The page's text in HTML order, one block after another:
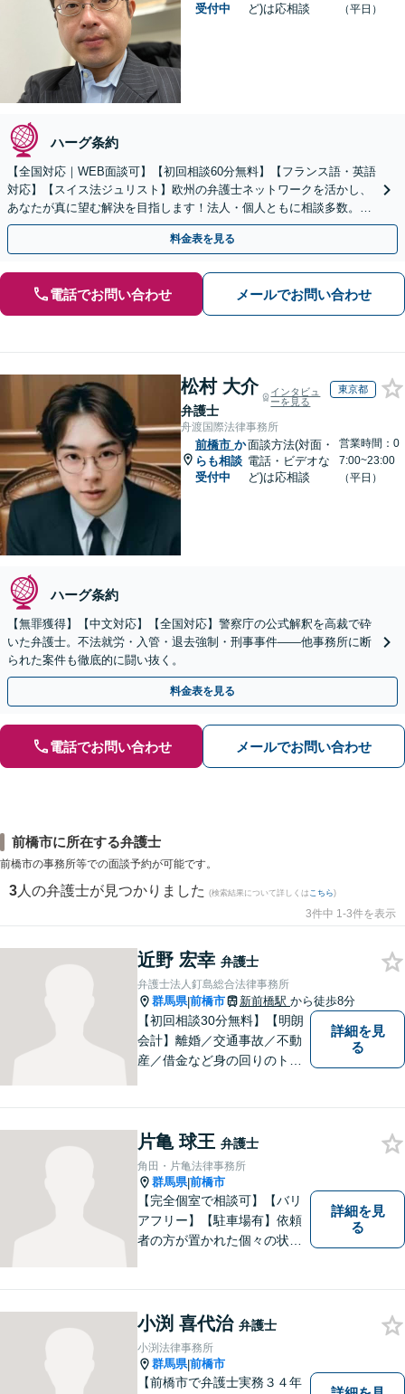
受付中
ど)は応相談
（平日）
ハーグ条約
【全国対応｜WEB面談可】【初回相談60分無料】【フランス語・英語
対応】【スイス法ジュリスト】欧州の弁護士ネットワークを活かし、
あなたが真に望む解決を目指します！法人・個人ともに相談多数。細
やかな連絡と粘り強い交渉を徹底【休日・夜間相談可】
料金表を見る
電話でお問い合わせ メールでお問い合わせ
松村 大介
弁護士
インタビュ
ーを見る
東京都
舟渡国際法律事務所
前橋市 か
らも相談
受付中
面談方法(対面・
電話・ビデオな
ど)は応相談
営業時間：0
7:00~23:00
（平日）
ハーグ条約
【無罪獲得】【中文対応】【全国対応】警察庁の公式解釈を高裁で砕
いた弁護士。不法就労・入管・退去強制・刑事事件——他事務所に断
られた案件も徹底的に闘い抜く。
料金表を見る
電話でお問い合わせ メールでお問い合わせ
前橋市に所在する弁護士
前橋市の事務所等での面談予約が可能です。
3 人の弁護士が見つかりました (検索結果について詳しくは こちら)
3件中 1-3件を表示
近野 宏幸 弁護士
弁護士法人釘島総合法律事務所
群馬県|前橋市 新前橋駅 から徒歩8分
【初回相談30分無料】【明朗
会計】離婚／交通事故／不動
産／借金など身の回りのトラ
くアドバイスを行い、皆さま
のニーズに沿った迅速な解決
を目指します。
詳細を見
る
片亀 球王 弁護士
角田・片亀法律事務所
群馬県|前橋市
【完全個室で相談可】【バリ
アフリー】【駐車場有】依頼
者の方が置かれた個々の状況
士、税理士等他の専門職と連
携し、最善の方法で解決する
ことを目指します。
詳細を見
る
小渕 喜代治 弁護士
小渕法律事務所
群馬県|前橋市
【前橋市で弁護士実務３４年